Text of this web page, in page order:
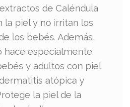
de Caléndula
la piel y no irritan los
los bebés. Además,
hace especialmente
y adultos con piel
atópica y
la piel de la